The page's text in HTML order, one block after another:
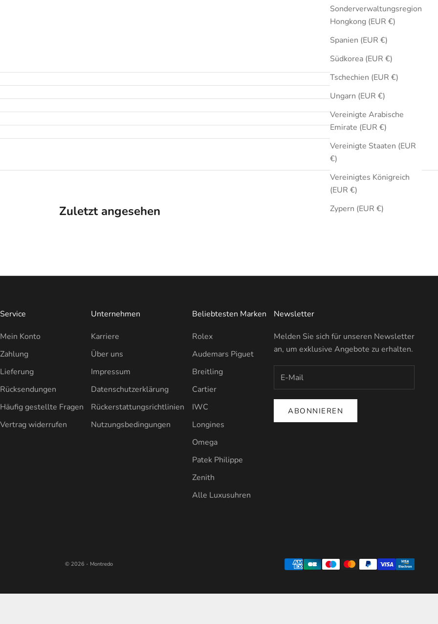
Sonderverwaltungsregion
Hongkong (EUR €)
Spanien (EUR €)
Südkorea (EUR €)
Tschechien (EUR €)
Ungarn (EUR €)
Vereinigte Arabische
Emirate (EUR €)
Vereinigte Staaten (EUR
€)
Vereinigtes Königreich
(EUR €)
Zypern (EUR €)
Zuletzt angesehen
Service
Mein Konto
Zahlung
Lieferung
Rücksendungen
Häufig gestellte Fragen
Vertrag widerrufen
Unternehmen
Karriere
Über uns
Impressum
Datenschutzerklärung
Rückerstattungsrichtlinien
Nutzungsbedingungen
Beliebtesten Marken
Rolex
Audemars Piguet
Breitling
Cartier
IWC
Longines
Omega
Patek Philippe
Zenith
Alle Luxusuhren
Newsletter
Melden Sie sich für unseren Newsletter
an, um exklusive Angebote zu erhalten.
ABONNIEREN
© 2026 - Montredo